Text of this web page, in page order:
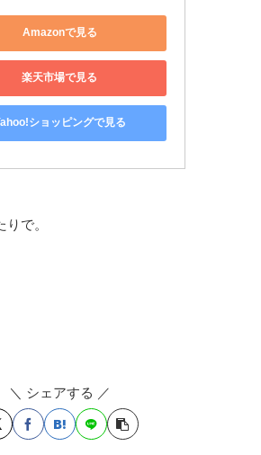
Amazonで見る
楽天市場で見る
ショッピングで見る
で。
＼ シェアする ／